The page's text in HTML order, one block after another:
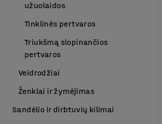
užuolaidos
Tinklinės pertvaros
Triukšmą slopinančios
pertvaros
Veidrodžiai
Ženklai ir žymėjimas
Sandėlio ir dirbtuvių kilimai